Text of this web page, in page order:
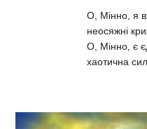
О, Мінно, я
неосяжні
О, Мінно, є
хаотична